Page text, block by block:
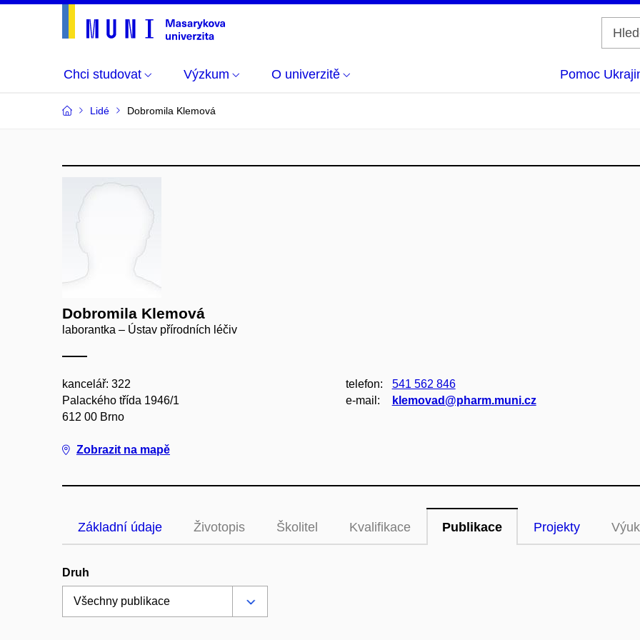
Chci studovat Výzkum O univerzitě Pomoc
Lidé Dobromila Klemová
Dobromila Klemová
laborantka – Ústav přírodních léčiv
kancelář: 322
Palackého třída 1946/1
612 00 Brno
Zobrazit na mapě
telefon:
541 562 846
e‑mail:
klemovad@pharm.muni.cz
Základní údaje Životopis Školitel Kvalifikace Publikace Projekty
Druh